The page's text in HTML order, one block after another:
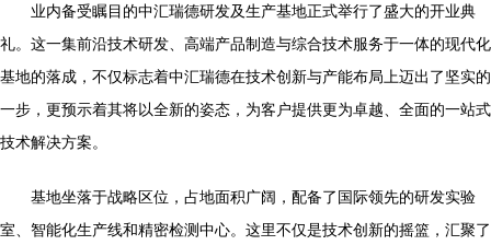
业内备受瞩目的中汇瑞德研发及生产基地正式举行了盛大的开业典
礼。这一集前沿技术研发、高端产品制造与综合技术服务于一体的现代化
基地的落成，不仅标志着中汇瑞德在技术创新与产能布局上迈出了坚实的
一步，更预示着其将以全新的姿态，为客户提供更为卓越、全面的一站式
技术解决方案。
基地坐落于战略区位，占地面积广阔，配备了国际领先的研发实验
室、智能化生产线和精密检测中心。这里不仅是技术创新的摇篮，汇聚了